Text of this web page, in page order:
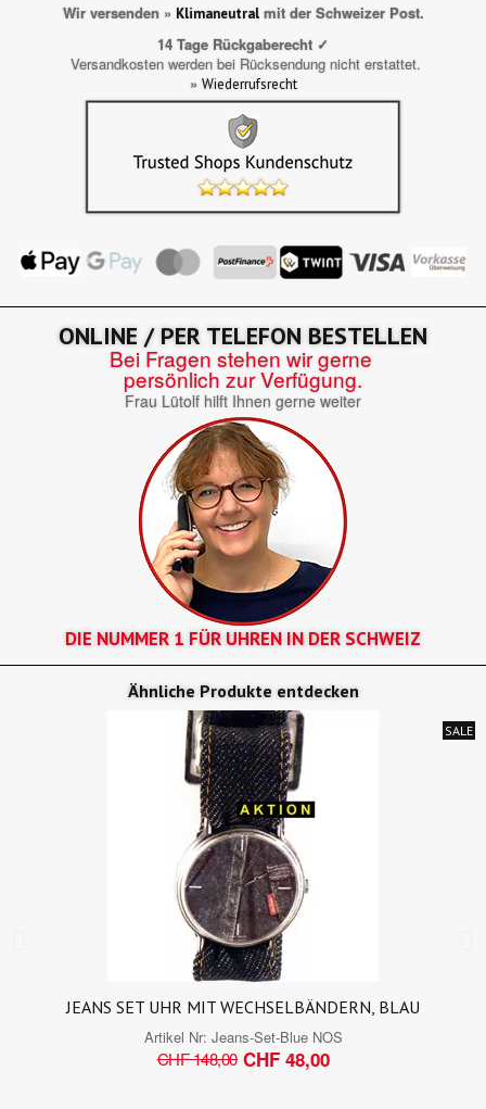
Wir versenden » Klimaneutralmit der Schweizer Post.
14 Tage Rückgaberecht ✓
Versandkosten werden bei Rücksendung nicht erstattet.
» Wiederrufsrecht
ONLINE / PER TELEFON BESTELLEN
Bei Fragen stehen wir gerne
persönlich zur Verfügung.
Frau Lütolf hilft Ihnen gerne weiter
DIE NUMMER 1 FÜR UHREN IN DER SCHWEIZ
Ähnliche Produkte entdecken
SALE
JEANS SET UHR MIT WECHSELBÄNDERN, BLAU
Artikel Nr: Jeans-Set-Blue NOS
CHF 148,00 CHF 48,00